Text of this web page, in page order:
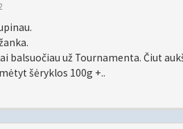
balsuočiau už Tournamenta. Čiut
šėryklos 100g +..